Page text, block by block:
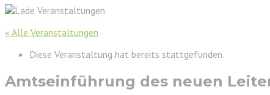
« Alle Veranstaltungen
Diese Veranstaltung hat bereits stattgefunden.
Amtseinführung des neuen